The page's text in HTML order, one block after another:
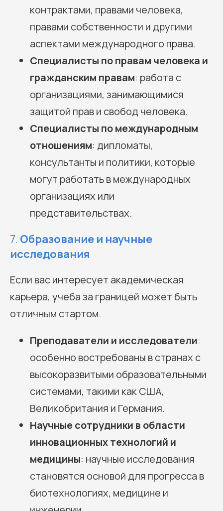
контрактами, правами человека,
правами собственности и другими
аспектами международного права.
Специалисты по правам человека и
гражданским правам: работа с
организациями, занимающимися
защитой прав и свобод человека.
Специалисты по международным
отношениям: дипломаты,
консультанты и политики, которые
могут работать в международных
организациях или
представительствах.
7. Образование и научные
исследования
Если вас интересует академическая
карьера, учеба за границей может быть
отличным стартом.
Преподаватели и исследователи:
особенно востребованы в странах с
высокоразвитыми образовательными
системами, такими как США,
Великобритания и Германия.
Научные сотрудники в области
инновационных технологий и
медицины: научные исследования
становятся основой для прогресса в
биотехнологиях, медицине и